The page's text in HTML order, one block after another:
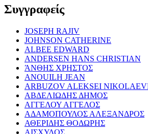
Συγγραφείς
JOSEPH RAJIV
JOHNSON CATHERINE
ALBEE EDWARD
ANDERSEN HANS CHRISTIAN
ΆΝΘΗΣ ΧΡΗΣΤΟΣ
ANOUILH JEAN
ARBUZOV ALEKSEI
ΑΒΔΕΛΙΩΔΗΣ ΔΗΜΟΣ
ΑΓΓΕΛΟΥ ΑΓΓΕΛΟΣ
ΑΔΑΜΟΠΟΥΛΟΣ ΑΛΕΞΑΝΔΡΟΣ
ΑΘΕΡΙΔΗΣ ΘΟΔΩΡΗΣ
ΑΙΣΧΥΛΟΣ